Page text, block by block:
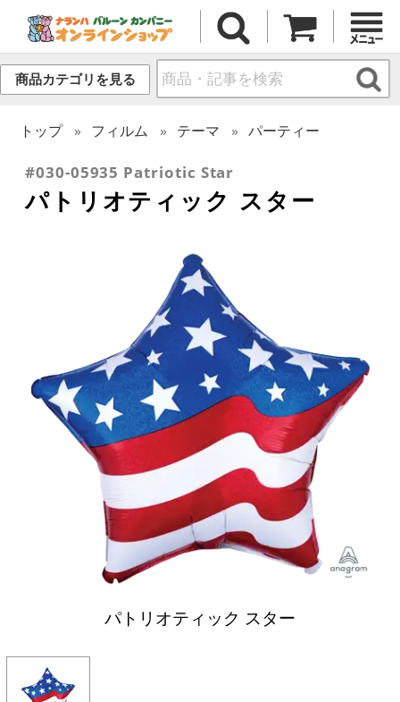
商品カテゴリを見る
トップ フィルム テーマ パーティー
#030-05935 Patriotic Star
パトリオティック スター
パトリオティック スター